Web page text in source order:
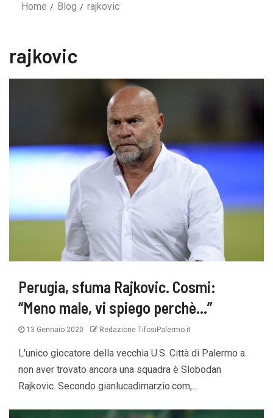
Home Blog rajkovic
rajkovic
Perugia, sfuma Rajkovic. Cosmi:
“Meno male, vi spiego perchè…”
13 Gennaio 2020 Redazione TifosiPalermo.it
L'unico giocatore della vecchia U.S. Città di Palermo a
non aver trovato ancora una squadra è Slobodan
Rajkovic. Secondo gianlucadimarzio.com,...